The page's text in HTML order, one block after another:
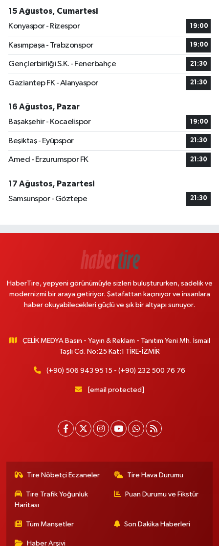
15 Ağustos, Cumartesi
Konyaspor - Rizespor
19:00
Kasımpaşa - Trabzonspor 19:00
Gençlerbirliği S.K. - Fenerbahçe 21:30
Gaziantep FK - Alanyaspor 21:30
16 Ağustos, Pazar
Başakşehir - Kocaelispor
19:00
Beşiktaş - Eyüpspor 21:30
Amed - Erzurumspor FK 21:30
17 Ağustos, Pazartesi
Samsunspor - Göztepe
21:30
HaberTire, yepyeni görünümüyle sizleri buluştururken, sadelik ve
modernizmi bir araya getiriyor. Şatafattan kaçınıyor ve insanlara
haber okuyabilecekleri güçlü ve şık bir altyapı sunuyor.
ÇELİK MEDYA Basın - Yayın & Reklam - Tanıtım Yeni Mh. İsmail
Taşlı Cd. No:25 Kat:1 TİRE-İZMİR
(+90) 506 943 95 15 - (+90) 232 500 76 76
[email protected]
Tire Nöbetçi Eczaneler Tire Hava Durumu
Tire Trafik Yoğunluk
Haritası
Puan Durumu ve Fikstür
Tüm Manşetler Son Dakika Haberleri
Haber Arşivi